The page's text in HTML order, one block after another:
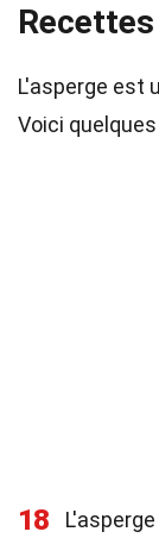
L'asperge est
Voici
18